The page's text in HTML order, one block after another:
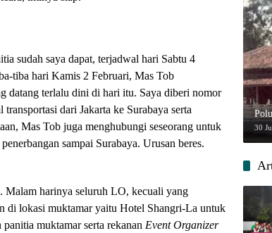
sudah saya dapat, terjadwal hari Sabtu 4
tiba hari Kamis 2 Februari, Mas Tob
datang terlalu dini di hari itu. Saya diberi nomor
dari Jakarta ke Surabaya serta
Mas Tob juga menghubungi seseorang untuk
sampai Surabaya. Urusan beres.
Malam harinya seluruh LO, kecuali yang
di lokasi muktamar yaitu Hotel Shangri-La untuk
muktamar serta rekanan Event Organizer
30